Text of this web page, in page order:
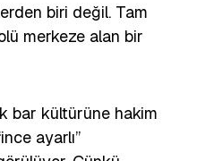
biri değil. Tam
merkeze alan bir
bar kültürüne hakim
ayarlı”